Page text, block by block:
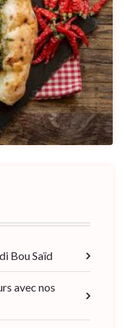
Bou Saïd
avec nos